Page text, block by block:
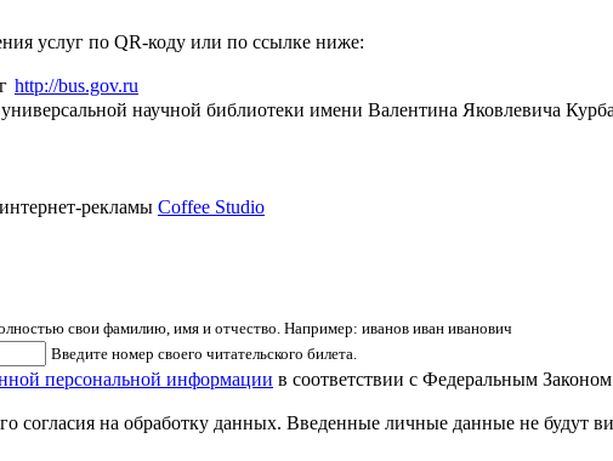
услуг по QR-коду или по ссылке ниже:
http://bus.gov.ru
научной библиотеки имени Валентина Яковлевича
рекламы Coffee Studio
свои фамилию, имя и отчество. Например: иванов иван иванович
Введите номер своего читательского билета.
персональной информации в соответствии с Федеральным
согласия на обработку данных. Введенные личные данные не будут